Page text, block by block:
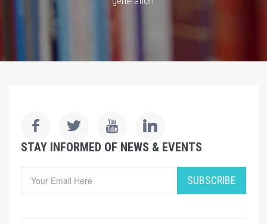
STAY INFORMED OF NEWS & EVENTS
SUBSCRIBE